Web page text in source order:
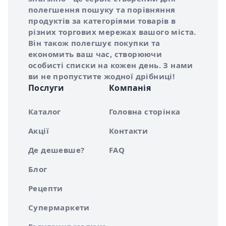
полегшення пошуку та порівняння
продуктів за категоріями товарів в
різних торгових мережах вашого міста.
Він також полегшує покупки та
економить ваш час, створюючи
особисті списки на кожен день. З нами
ви не пропустите жодної дрібниці!
Послуги
Каталог
Акції
Де дешевше?
Блог
Рецепти
Супермаркети
Компанія
Головна сторінка
Контакти
FAQ